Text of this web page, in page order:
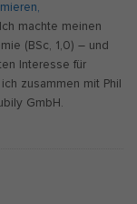
machte meinen
(BSc, 1,0) – und
Interesse für
zusammen mit Phil
GmbH.